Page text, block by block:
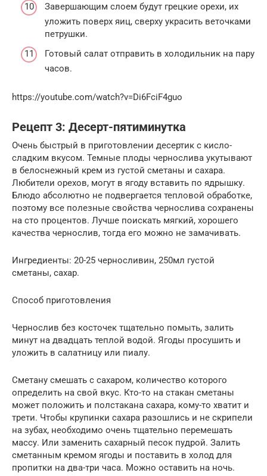
Завершающим слоем будут грецкие орехи, их
уложить поверх яиц, сверху украсить веточками
петрушки.
Готовый салат отправить в холодильник на пару
часов.
https://youtube.com/watch?v=Di6FciF4guo
Рецепт 3: Десерт-пятиминутка
Очень быстрый в приготовлении десертик с кисло-
сладким вкусом. Темные плоды чернослива укутывают
в белоснежный крем из густой сметаны и сахара.
Любители орехов, могут в ягоду вставить по ядрышку.
Блюдо абсолютно не подвергается тепловой обработке,
поэтому все полезные свойства чернослива сохранены
на сто процентов. Лучше поискать мягкий, хорошего
качества чернослив, тогда его можно не замачивать.
Ингредиенты: 20-25 черносливин, 250мл густой
сметаны, сахар.
Способ приготовления
Чернослив без косточек тщательно помыть, залить
минут на двадцать теплой водой. Ягоды просушить и
уложить в салатницу или пиалу.
Сметану смешать с сахаром, количество которого
определить на свой вкус. Кто-то на стакан сметаны
может положить и полстакана сахара, кому-то хватит и
трети. Чтобы крупинки сахара разошлись и не скрипели
на зубах, необходимо очень тщательно перемешать
массу. Или заменить сахарный песок пудрой. Залить
сметанным кремом ягоды и поставить в холод для
пропитки на два-три часа. Можно оставить на ночь.